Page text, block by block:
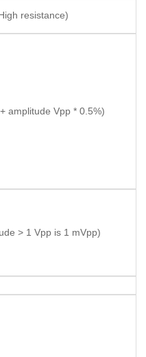
resistance)
amplitude Vpp * 0.5%)
> 1 Vpp is 1 mVpp)